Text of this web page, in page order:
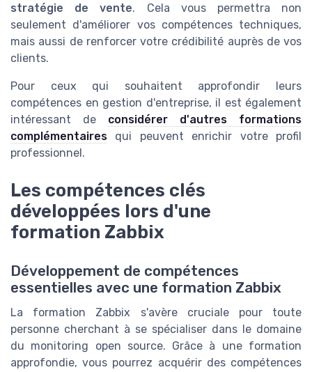
stratégie de vente. Cela vous permettra non
seulement d'améliorer vos compétences techniques,
mais aussi de renforcer votre crédibilité auprès de vos
clients.
Pour ceux qui souhaitent approfondir leurs
compétences en gestion d'entreprise, il est également
intéressant de considérer d'autres formations
complémentaires qui peuvent enrichir votre profil
professionnel.
Les compétences clés
développées lors d'une
formation Zabbix
Développement de compétences
essentielles avec une formation Zabbix
La formation Zabbix s'avère cruciale pour toute
personne cherchant à se spécialiser dans le domaine
du monitoring open source. Grâce à une formation
approfondie, vous pourrez acquérir des compétences